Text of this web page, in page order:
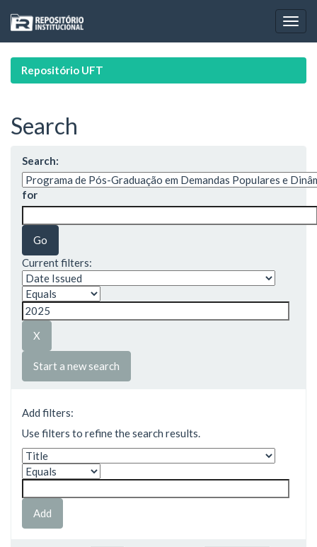
navigation
Repositório UFT
Search
Search:
for
Current filters:
Start a new search
Add filters:
Use filters to refine the search results.